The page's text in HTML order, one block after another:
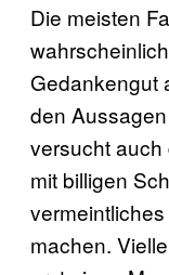
Die meisten
Gedankengut
den
versucht auch
mit billigen
machen.